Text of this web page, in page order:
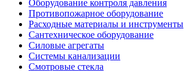
Оборудование контроля давления
Противопожарное оборудование
Расходные материалы и инструменты
Сантехническое оборудование
Силовые агрегаты
Системы канализации
Смотровые стекла